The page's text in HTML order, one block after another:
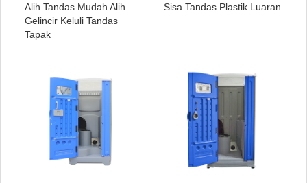
Alih Tandas Mudah Alih
Gelincir Keluli Tandas
Tapak
Sisa Tandas Plastik Luaran